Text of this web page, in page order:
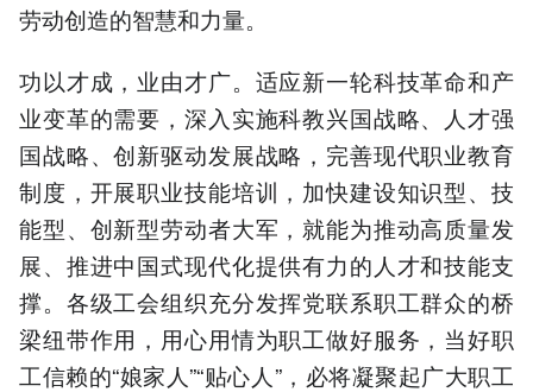
劳动创造的智慧和力量。
功以才成，业由才广。适应新一轮科技革命和产
业变革的需要，深入实施科教兴国战略、人才强
国战略、创新驱动发展战略，完善现代职业教育
制度，开展职业技能培训，加快建设知识型、技
能型、创新型劳动者大军，就能为推动高质量发
展、推进中国式现代化提供有力的人才和技能支
撑。各级工会组织充分发挥党联系职工群众的桥
梁纽带作用，用心用情为职工做好服务，当好职
工信赖的“娘家人”“贴心人”，必将凝聚起广大职工